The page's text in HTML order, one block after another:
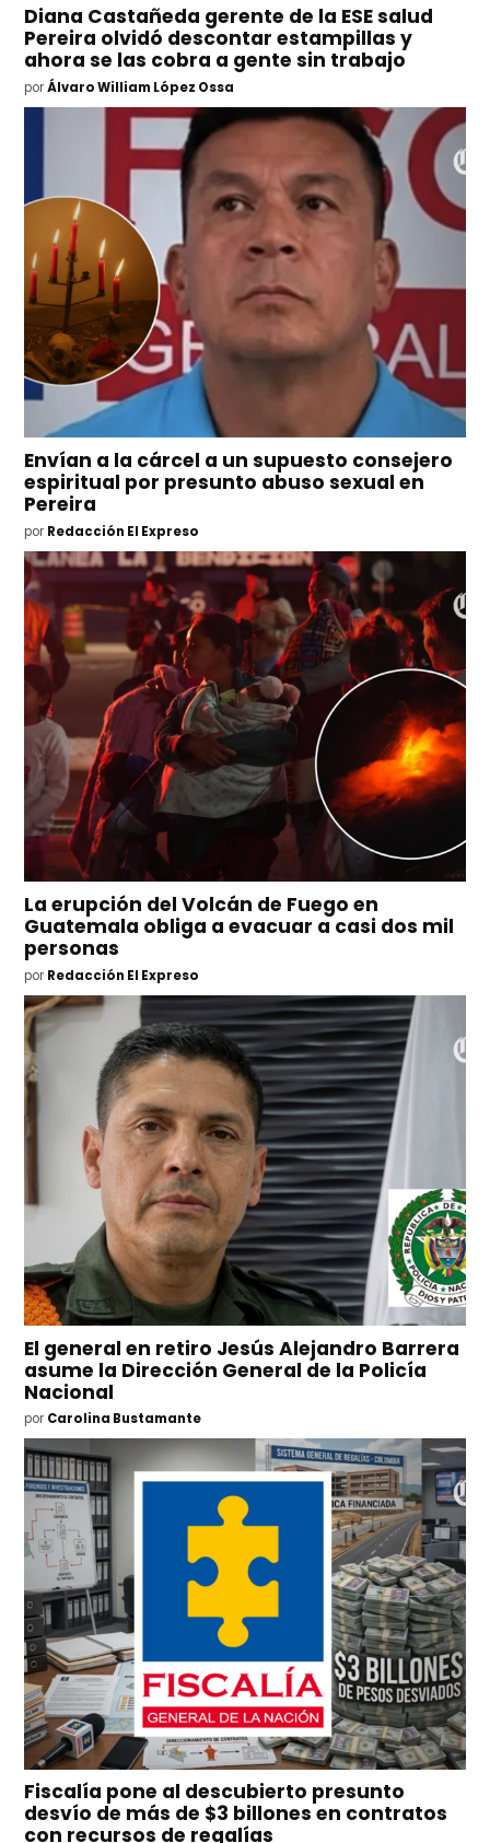
Diana Castañeda gerente de la ESE salud
Pereira olvidó descontar estampillas y
ahora se las cobra a gente sin trabajo
por Álvaro William López Ossa
Envían a la cárcel a un supuesto consejero
espiritual por presunto abuso sexual en
Pereira
por Redacción El Expreso
La erupción del Volcán de Fuego en
Guatemala obliga a evacuar a casi dos mil
personas
por Redacción El Expreso
El general en retiro Jesús Alejandro Barrera
asume la Dirección General de la Policía
Nacional
por Carolina Bustamante
Fiscalía pone al descubierto presunto
desvío de más de $3 billones en contratos
con recursos de regalías